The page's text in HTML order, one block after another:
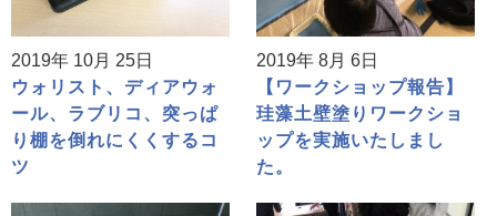
2019年 10月 25日
ウォリスト、ディアウォ
ール、ラブリコ、突っぱ
り棚を倒れにくくするコ
ツ
2019年 8月 6日
【ワークショップ報告】
珪藻土壁塗りワークショ
ップを実施いたしまし
た。